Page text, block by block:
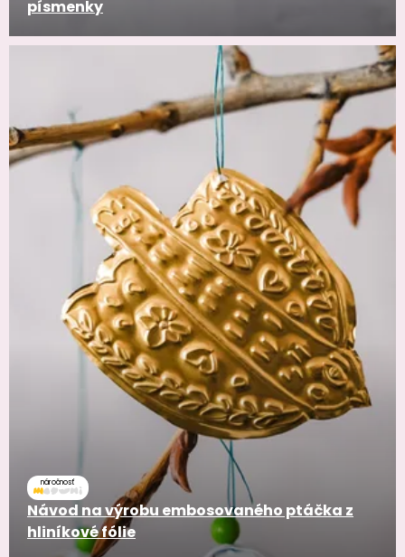
písmenky
náročnosť
Návod na výrobu embosovaného ptáčka z
hliníkové fólie